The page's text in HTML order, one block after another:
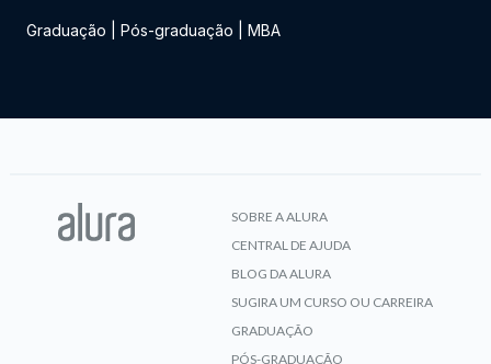
Graduação Pós-graduação MBA
SOBRE A ALURA
CENTRAL DE AJUDA
BLOG DA ALURA
SUGIRA UM CURSO OU CARREIRA
GRADUAÇÃO
PÓS-GRADUAÇÃO